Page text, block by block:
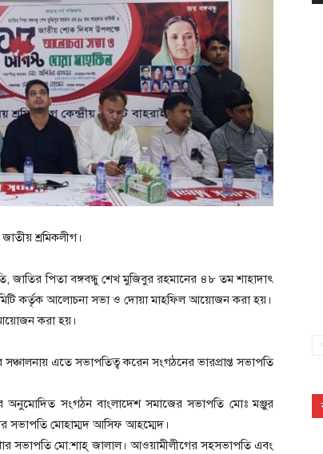
শ্রমিকলীগ।
জাতির পিতা বঙ্গবন্ধু শেখ মুজিবুর রহমানের ৪৮ তম শাহাদাৎ
কমিটি কর্তৃক আলোচনা সভা ও দোয়া মাহফিল আয়োজন করা হয়।
করা হয়।
এতে সভাপতিত্ব করেন সংগঠনের ভারপ্রাপ্ত সভাপতি
অনুমোদিত সংগঠন বাংলাদেশ সমাজের সভাপতি মোঃ মঞ্জুর
সভাপতি মোহাম্মদ আসিফ আহম্মেদ।
সভাপতি মো:শাহ্ জালাল। আওয়ামীলীগের সহসভাপতি এবং